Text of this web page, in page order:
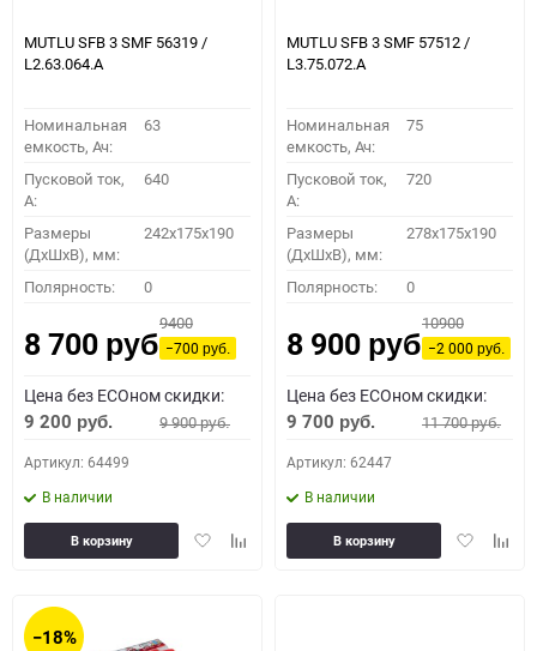
MUTLU SFB 3 SMF 56319 /
L2.63.064.А
Номинальная
емкость, Ач:
63
Пусковой ток,
A:
640
Размеры
(ДхШхВ), мм:
242x175x190
Полярность: 0
8 700 руб.
9400
−700руб.
Цена без ECOном скидки:
9 200 руб. 9 900руб.
Артикул: 64499
В наличии
ДобавитьДобавить
В корзину
MUTLU SFB 3 SMF 57512 /
L3.75.072.A
Номинальная
емкость, Ач:
75
Пусковой ток,
A:
720
Размеры
(ДхШхВ), мм:
278x175x190
Полярность: 0
8 900 руб.
10900
−2 000руб.
Цена без ECOном скидки:
9 700 руб. 11 700руб.
Артикул: 62447
В наличии
Добавить
В корзину
−18%